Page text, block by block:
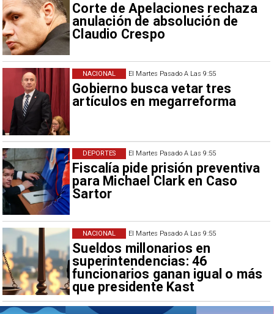
Corte de Apelaciones rechaza
anulación de absolución de
Claudio Crespo
El Martes Pasado A Las 9:55
Gobierno busca vetar tres
artículos en megarreforma
NACIONAL
El Martes Pasado A Las 9:55
Fiscalía pide prisión preventiva
para Michael Clark en Caso
Sartor
DEPORTES
El Martes Pasado A Las 9:55
Sueldos millonarios en
superintendencias: 46
funcionarios ganan igual o más
que presidente Kast
NACIONAL